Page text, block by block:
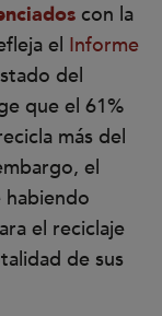
con la
el Informe
del
que el 61%
más del
el
el reciclaje
de sus